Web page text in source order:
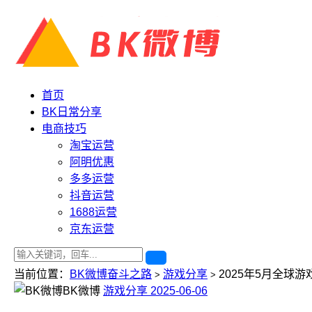
首页
BK日常分享
电商技巧
淘宝运营
阿明优惠
多多运营
抖音运营
1688运营
京东运营
当前位置： BK微博奋斗之路 > 游戏分享 > 2025年5月全球游
BK微博 游戏分享 2025-06-06